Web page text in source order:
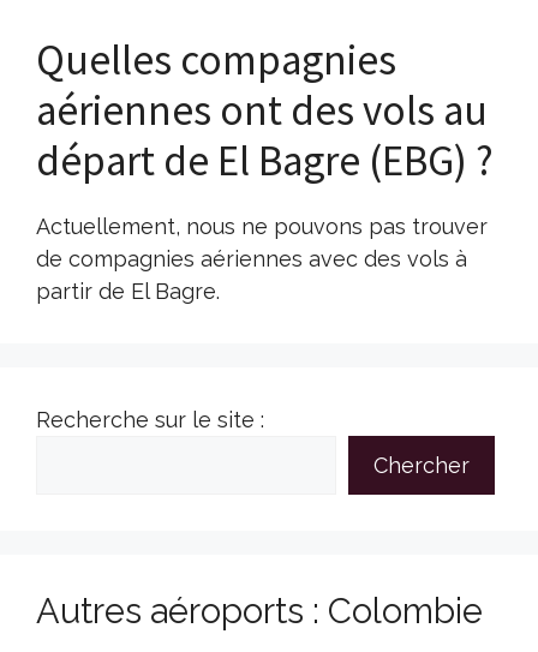
Quelles compagnies
aériennes ont des vols au
départ de El Bagre (EBG) ?
Actuellement, nous ne pouvons pas trouver
de compagnies aériennes avec des vols à
partir de El Bagre.
Recherche sur le site :
Chercher
Autres aéroports : Colombie